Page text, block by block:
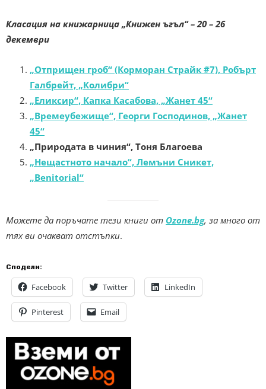
Класация на книжарница „Книжен ъгъл“ – 20 – 26
декември
„Отприщен гроб“ (Корморан Страйк #7), Робърт
Галбрейт, „Колибри“
„Еликсир“, Капка Касабова, „Жанет 45“
„Времеубежище“, Георги Господинов, „Жанет
45“
„Природата в чиния“, Тоня Благоева
„Нещастното начало“, Лемъни Сникет,
„Benitorial“
Можете да поръчате тези книги от Ozone.bg, за много от
тях ви очакват отстъпки.
Сподели:
Facebook Twitter LinkedIn
Pinterest Email